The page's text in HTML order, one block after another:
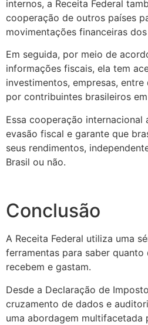
internos, a Receita Federal
cooperação de outros países
movimentações financeiras
Em seguida, por meio de
informações fiscais, ela tem
investimentos, empresas,
por contribuintes brasileiros
Essa cooperação internacional
evasão fiscal e garante que
seus rendimentos,
Brasil ou não.
Conclusão
A Receita Federal utiliza uma
ferramentas para saber
recebem e gastam.
Desde a Declaração de
cruzamento de dados e
uma abordagem multifacetada